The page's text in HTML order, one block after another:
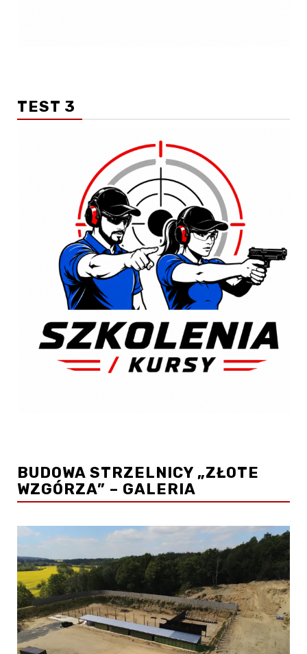
TEST 3
BUDOWA STRZELNICY „ZŁOTE
WZGÓRZA” – GALERIA